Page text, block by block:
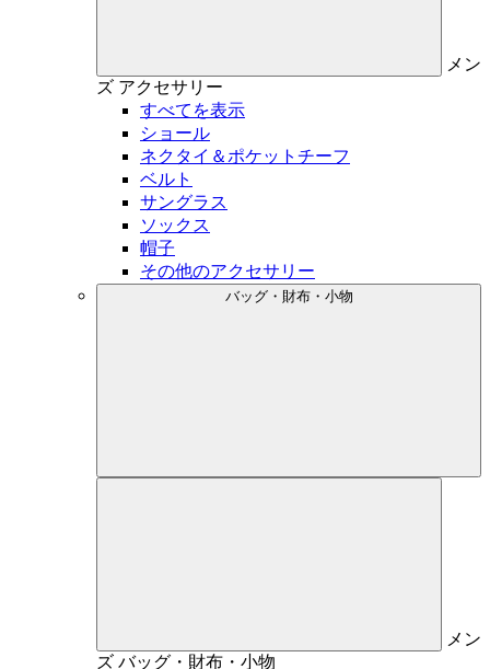
メン
ズ アクセサリー
すべてを表示
ショール
ネクタイ＆ポケットチーフ
ベルト
サングラス
ソックス
帽子
その他のアクセサリー
バッグ・財布・小物
メン
ズ バッグ・財布・小物